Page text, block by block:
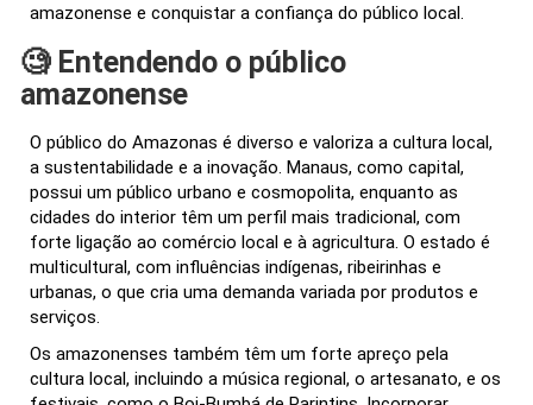
amazonense e conquistar a confiança do público local.
🧐 Entendendo o público
amazonense
O público do Amazonas é diverso e valoriza a cultura local,
a sustentabilidade e a inovação. Manaus, como capital,
possui um público urbano e cosmopolita, enquanto as
cidades do interior têm um perfil mais tradicional, com
forte ligação ao comércio local e à agricultura. O estado é
multicultural, com influências indígenas, ribeirinhas e
urbanas, o que cria uma demanda variada por produtos e
serviços.
Os amazonenses também têm um forte apreço pela
cultura local, incluindo a música regional, o artesanato, e os